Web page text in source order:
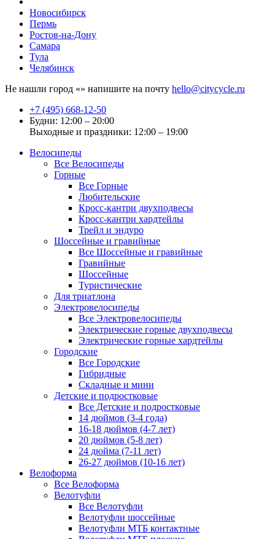
Новосибирск
Пермь
Ростов-на-Дону
Самара
Тула
Челябинск
Не нашли город «» напишите на почту hello@citycycle.ru
+7 (495) 668-12-50
Будни: 12:00 – 20:00
Выходные и праздники: 12:00 – 19:00
Велосипеды
Все Велосипеды
Горные
Все Горные
Любительские
Кросс-кантри двухподвесы
Кросс-кантри хардтейлы
Трейл и эндуро
Шоссейные и гравийные
Все Шоссейные и гравийные
Гравийные
Шоссейные
Туристические
Для триатлона
Электровелосипеды
Все Электровелосипеды
Электрические горные двухподвесы
Электрические горные хардтейлы
Городские
Все Городские
Гибридные
Складные и мини
Детские и подростковые
Все Детские и подростковые
14 дюймов (3-4 года)
16-18 дюймов (4-7 лет)
20 дюймов (5-8 лет)
24 дюйма (7-11 лет)
26-27 дюймов (10-16 лет)
Велоформа
Все Велоформа
Велотуфли
Все Велотуфли
Велотуфли шоссейные
Велотуфли МТБ контактные